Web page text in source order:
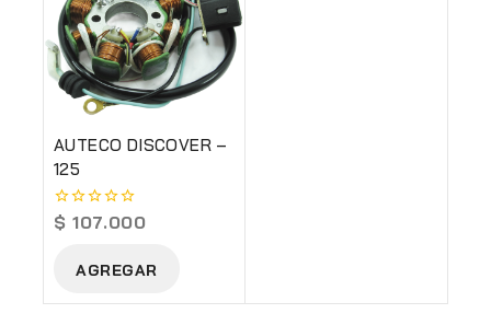
AUTECO DISCOVER –
125
0
out
$ 107.000
AGREGAR